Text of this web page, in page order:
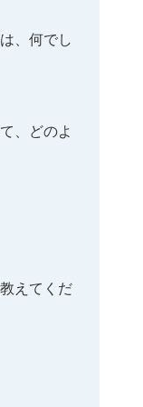
、何でし
、どのよ
えてくだ